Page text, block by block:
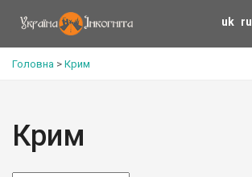
uk ru
Головна > Крим
Крим